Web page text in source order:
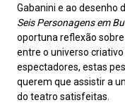
Gabanini e ao desenho
Seis Personagens em
oportuna reflexão
entre o universo
espectadores, estas
querem que assistir a
do teatro satisfeitas.